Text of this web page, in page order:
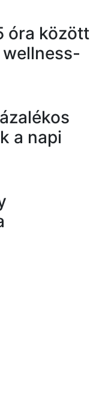
óra között
a napi